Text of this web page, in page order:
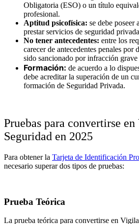
Obligatoria (ESO) o un título
profesional.
Aptitud psicofísica: se debe poseer
prestar servicios de seguridad
No tener antecedentes: entre los
carecer de antecedentes penales por
sido sancionado por infracción grave
Formación: de acuerdo a lo
debe acreditar la superación de un
formación de Seguridad Privada.
Pruebas para convertirse
Seguridad en 2025
Para obtener la Tarjeta de Identificación
necesario superar dos tipos de pruebas:
Prueba Teórica
La prueba teórica para convertirse en